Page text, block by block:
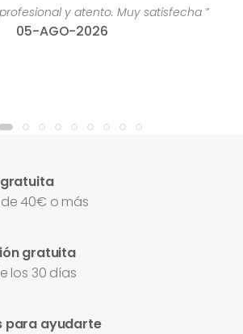
y atento. Muy satisfecha ”
05-AGO-2026
40€ o más
gratuita
los 30 días
para ayudarte